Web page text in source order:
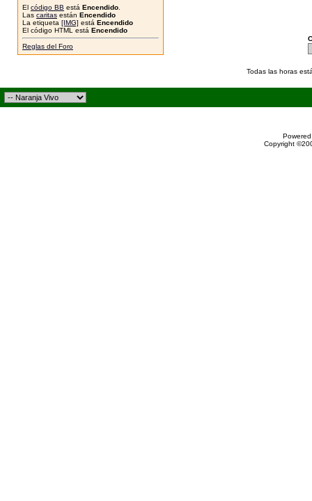
El código BB está Encendido
Las caritas están Encendido
La etiqueta [IMG] está Encendido
El código HTML está Encendido
Reglas del Foro
Todas las horas
Copyright